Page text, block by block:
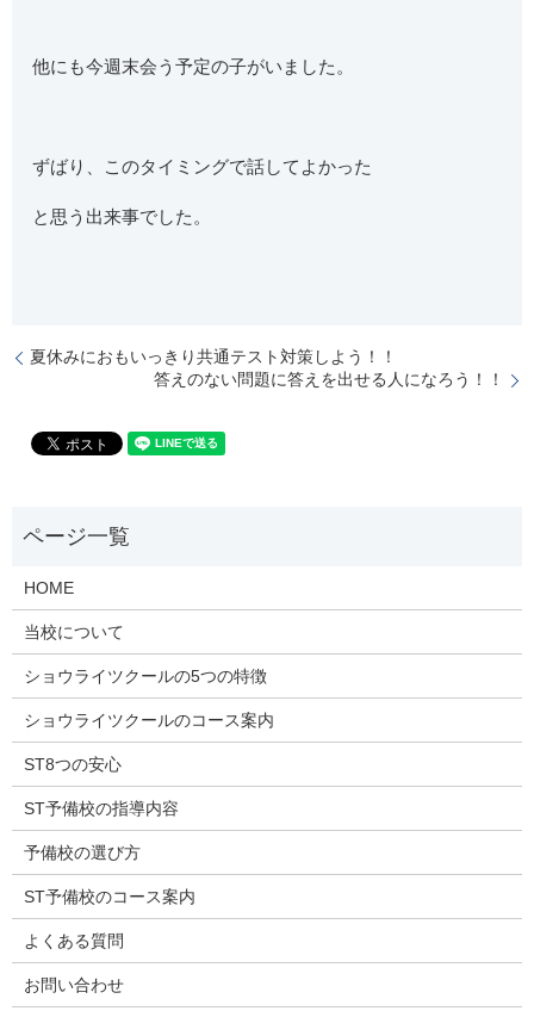
他にも今週末会う予定の子がいました。
ずばり、このタイミングで話してよかった
と思う出来事でした。
夏休みにおもいっきり共通テスト対策しよう！！
答えのない問題に答えを出せる人になろう！！
HOME
当校について
ショウライツクールの5つの特徴
ショウライツクールのコース案内
ST8つの安心
ST予備校の指導内容
予備校の選び方
ST予備校のコース案内
よくある質問
お問い合わせ